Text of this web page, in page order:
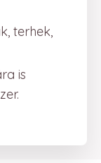
terhek,
is